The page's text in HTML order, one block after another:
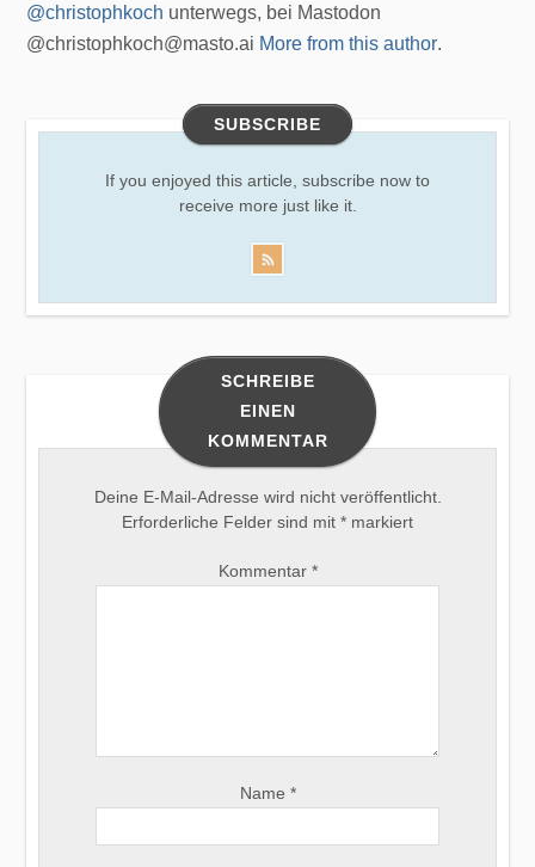
@christophkoch unterwegs, bei Mastodon
@christophkoch@masto.ai More from this author.
SUBSCRIBE
If you enjoyed this article, subscribe now to
receive more just like it.
SCHREIBE
EINEN
KOMMENTAR
Deine E-Mail-Adresse wird nicht veröffentlicht.
Erforderliche Felder sind mit * markiert
Kommentar *
Name *